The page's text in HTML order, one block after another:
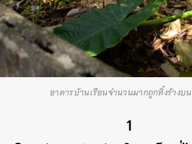
อาคารบ้านเรือนจำนวนมากถูกทิ้งร้างบน
1